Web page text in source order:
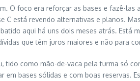
O foco era reforçar as bases e fazê-
está revendo alternativas e planos.
aqui há uns dois meses atrás. Está
que têm juros maiores e não para
como mão-de-vaca pela turma só
bases sólidas e com boas reservas.